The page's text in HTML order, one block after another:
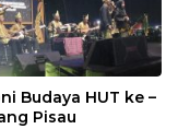
Budaya HUT ke –
Pisau